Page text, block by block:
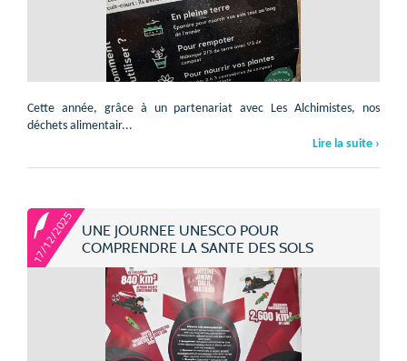
Cette année, grâce à un partenariat avec Les Alchimistes, nos
déchets alimentair...
Lire la suite ›
17/12/2025 UNE JOURNEE UNESCO POUR
COMPRENDRE LA SANTE DES SOLS